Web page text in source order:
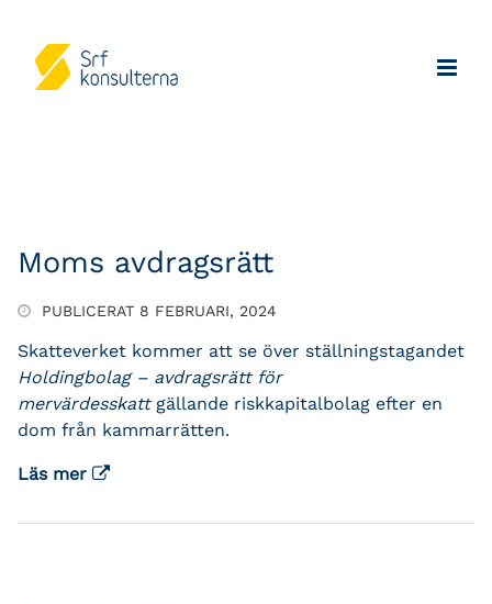
Moms avdragsrätt
PUBLICERAT 8 FEBRUARI, 2024
Skatteverket kommer att se över ställningstagandet
Holdingbolag – avdragsrätt för
mervärdesskatt gällande riskkapitalbolag efter en
dom från kammarrätten.
Läs mer